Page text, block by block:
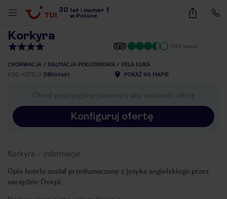
30 lat numer 1
w Polsce
23
Korkyra
(325 opinii)
CHORWACJA DALMACJA POŁUDNIOWA
VELA LUKA
KOD HOTELU DBV65601 POKAŻ NA MAPIE
Określ poszczególne parametry aby wyświetlić ofertę
Konfiguruj ofertę
Korkyra - informacje
Opis hotelu został przetłumaczony z języka angielskiego przez
narzędzie DeepL